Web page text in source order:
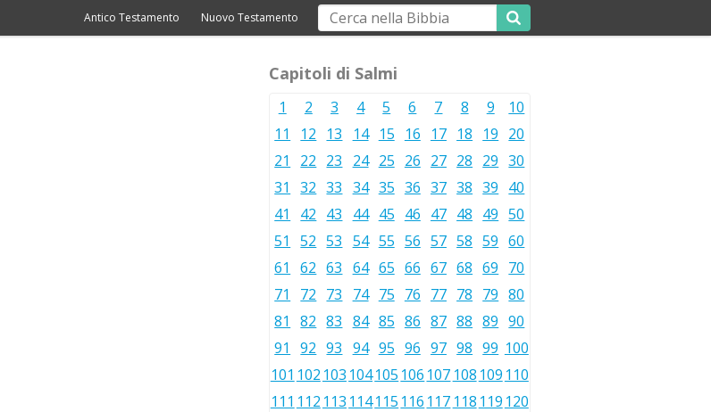
Antico Testamento Nuovo Testamento
Capitoli di Salmi
1 2 3 4 5 6 7 8 9
10
11
12 13 14 15 16 17 18 19 20
21
22 23 24 25 26 27 28 29 30
31
32 33 34 35 36 37 38 39 40
41
42 43 44 45 46 47 48 49 50
51
52 53 54 55 56 57 58 59 60
61
62 63 64 65 66 67 68 69 70
71
72 73 74 75 76 77 78 79 80
81
82 83 84 85 86 87 88 89 90
91
92 93 94 95 96 97 98 99 100
101 102 103 104105 106 107 108 109 110
111 112 113 114115 116 117 118 119 120